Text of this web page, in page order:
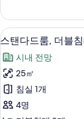
두
보
기
자
세
히
기
스
탠
다
드
룸,
더
11
스탠다드룸, 더블
시내 전망
25㎡
침실 1개
4명